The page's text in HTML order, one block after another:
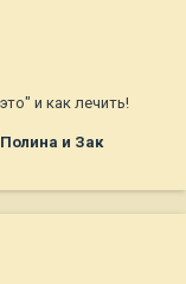
и как лечить!
и Зак